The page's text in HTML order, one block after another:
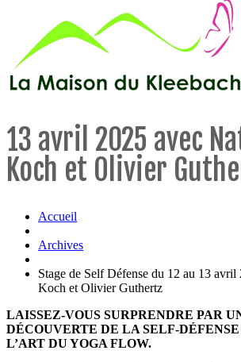
13 avril 2025 avec
Koch et Olivier
Accueil
Archives
Stage de Self Défense du 12 au 13
Koch et Olivier Guthertz
LAISSEZ-VOUS SURPRENDRE PAR
DÉCOUVERTE DE LA SELF-
L’ART DU YOGA FLOW.